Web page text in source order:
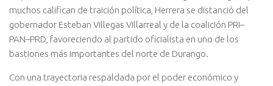
muchos califican de traición política, Herrera se distanció del
gobernador Esteban Villegas Villarreal y de la coalición PRI–
PAN–PRD, favoreciendo al partido oficialista en uno de los
bastiones más importantes del norte de Durango.
Con una trayectoria respaldada por el poder económico y